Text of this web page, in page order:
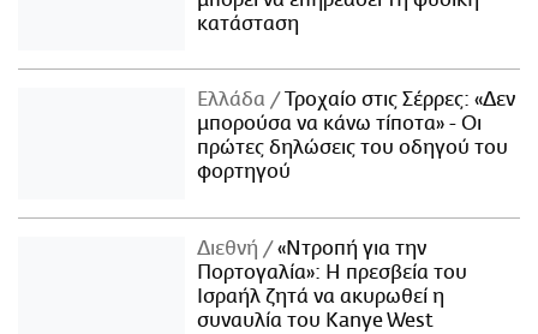
κατάσταση
Ελλάδα
Τροχαίο στις Σέρρες: «Δεν
μπορούσα να κάνω τίποτα» - Οι
πρώτες δηλώσεις του οδηγού του
φορτηγού
Διεθνή
«Ντροπή για την
Πορτογαλία»: Η πρεσβεία του
Ισραήλ ζητά να ακυρωθεί η
συναυλία του Kanye West